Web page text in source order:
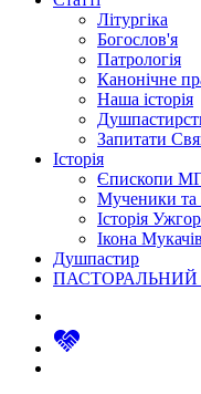
Літургіка
Богослов'я
Патрологія
Канонічне
Наша історія
Запитати
Історія
Єпископи
Мученики та
Історія
Ікона
Душпастир